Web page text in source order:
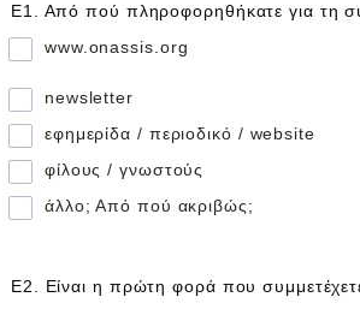
Ε1. Από πού πληροφορηθήκατε για τη
www.onassis.org
newsletter
εφημερίδα / περιοδικό / website
φίλους / γνωστούς
άλλο; Από πού ακριβώς;
Ε2. Είναι η πρώτη φορά που